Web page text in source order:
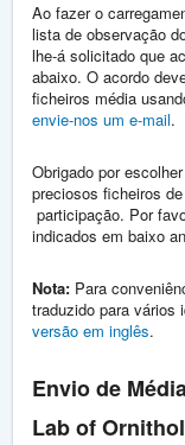
Ao fazer o
lista de observação
lhe-á solicitado que
abaixo. O acordo
ficheiros média
envie-nos um e-mail.
Obrigado por
preciosos ficheiros
participação. Por
indicados em baixo
Nota: Para
traduzido para vários
versão em inglês.
Envio de
Lab of